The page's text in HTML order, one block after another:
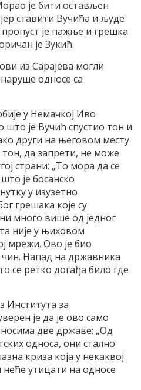
је бити остављен
ставити Вучића и људе
пропуст је пажње и грешка
је Зукић.
из Сарајева могли
односе са
у Немачкој Иво
што је Вучић спустио тон и
други на његовом месту
да запрети, не може
страни: „То мора да се
је босанско
у изузетно
грешака које су
много више од једног
није у њиховом
мрежи. Ово је био
чин. Напад на државника
се ретко догађа било где
Института за
је да је ово само
две државе: „Од
односа, они стално
криза која у некаквој
неће утицати на односе